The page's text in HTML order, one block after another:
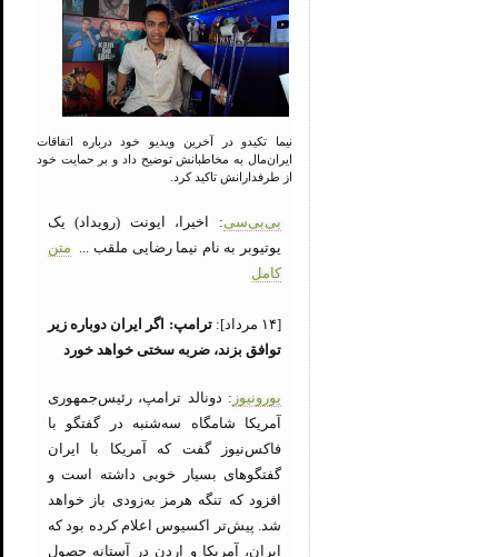
نیما تکیدو در آخرین ویدیو خود درباره اتفاقات
ایران‌مال به مخاطبانش توضیح داد و بر حمایت خود
از طرفدارانش تاکید کرد.
بی‌بی‌سی: اخیرا، ایونت (رویداد) یک
یوتیوبر به نام نیما رضایی ملقب ... متن
کامل
[۱۴ مرداد]:
ترامپ: اگر ایران دوباره زیر
توافق بزند، ضربه سختی خواهد خورد
یورونیوز : دونالد ترامپ، رئیس‌جمهوری
آمریکا شامگاه سه‌شنبه در گفتگو با
فاکس‌نیوز گفت که آمریکا با ایران
گفتگوهای بسیار خوبی داشته است و
افزود که تنگه هرمز به‌زودی باز خواهد
شد. پیش‌تر اکسیوس اعلام کرده بود که
ایران، آمریکا و اردن در آستانه حصول